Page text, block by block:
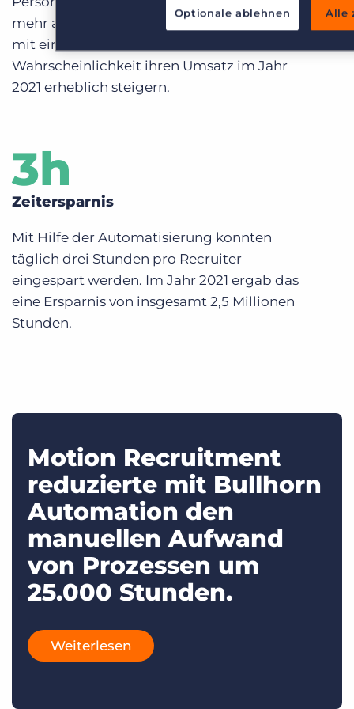
mehr automatisierten Prozessen konnten
mit einer um 55 Prozent höheren
Wahrscheinlichkeit ihren Umsatz im Jahr
2021 erheblich steigern.
3h
Zeitersparnis
Mit Hilfe der Automatisierung konnten
täglich drei Stunden pro Recruiter
eingespart werden. Im Jahr 2021 ergab das
eine Ersparnis von insgesamt 2,5 Millionen
Stunden.
Motion Recruitment
reduzierte mit Bullhorn
Automation den
manuellen Aufwand
von Prozessen um
25.000 Stunden.
Weiterlesen
Optionale ablehnen Alle